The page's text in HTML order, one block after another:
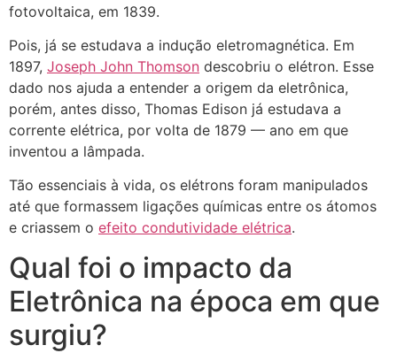
fotovoltaica, em 1839.
Pois, já se estudava a indução eletromagnética. Em
1897, Joseph John Thomson descobriu o elétron. Esse
dado nos ajuda a entender a origem da eletrônica,
porém, antes disso, Thomas Edison já estudava a
corrente elétrica, por volta de 1879 — ano em que
inventou a lâmpada.
Tão essenciais à vida, os elétrons foram manipulados
até que formassem ligações químicas entre os átomos
e criassem o efeito condutividade elétrica.
Qual foi o impacto da
Eletrônica na época em que
surgiu?